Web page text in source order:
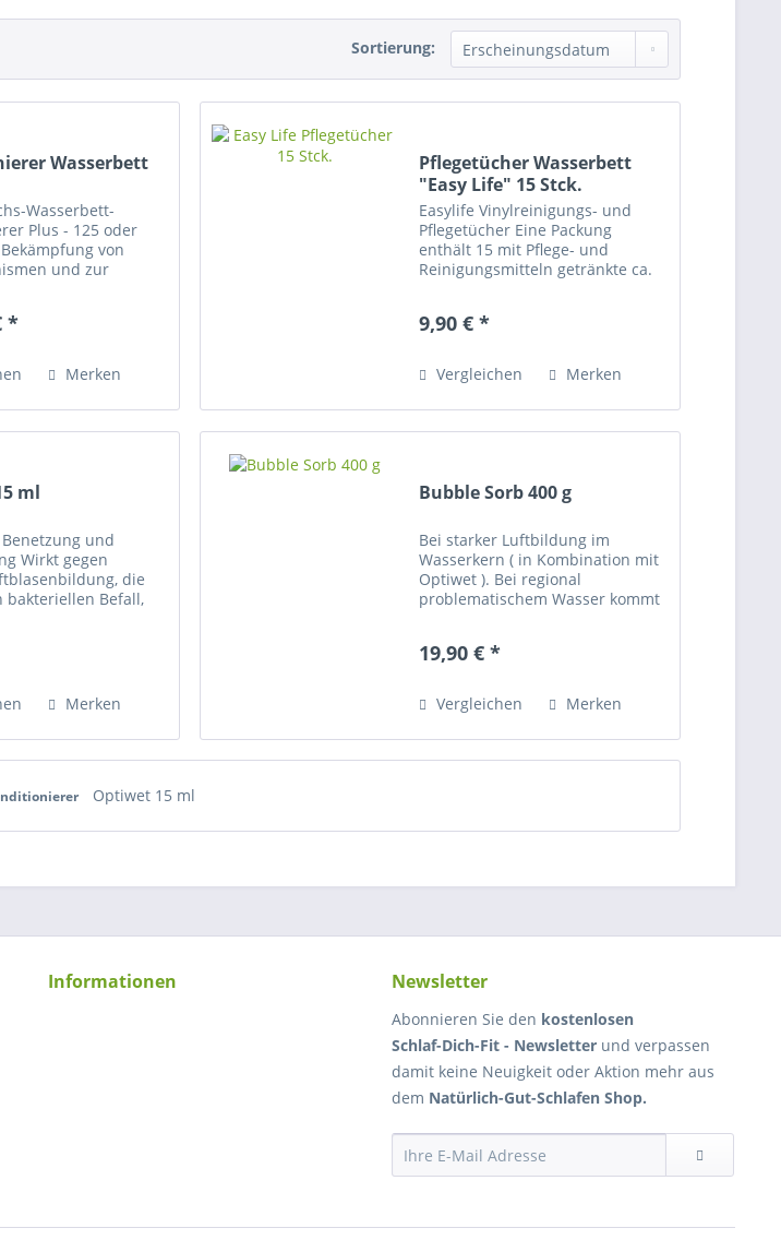
Sortierung:
Wasserbett
Wasserbett-
Plus - 125 oder
von
und zur
Der
Plus
*
Merken
Pflegetücher Wasserbett
"Easy Life" 15 Stck.
Easylife Vinylreinigungs- und
Pflegetücher Eine Packung
enthält 15 mit Pflege- und
Reinigungsmitteln getränkte ca.
von Paraffinölen und wurden
9,90 € *
Vergleichen Merken
ml
und
Wirkt gegen
die
bakteriellen Befall,
( in Kombination
Merken
Bubble Sorb 400 g
Bei starker Luftbildung im
Wasserkern ( in Kombination mit
Optiwet ). Bei regional
problematischem Wasser kommt
Wasserbetten. Bei besonders
empfehlen wir die...
19,90 € *
Vergleichen Merken
Optiwet 15 ml
Informationen Newsletter
Abonnieren Sie den kostenlosen
Schlaf-Dich-Fit - Newsletter und verpassen
damit keine Neuigkeit oder Aktion mehr aus
dem Natürlich-Gut-Schlafen Shop.